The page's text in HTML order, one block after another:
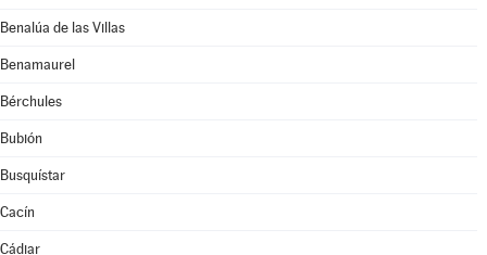
Benalúa de las Villas
Benamaurel
Bérchules
Bubión
Busquístar
Cacín
Cádiar